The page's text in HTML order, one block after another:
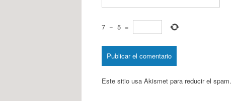
7 − 5 =
Este sitio usa Akismet para reducir el spam.